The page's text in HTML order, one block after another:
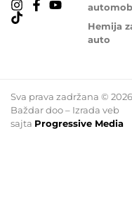
Hemija
auto
Sva prava zadržana © 2026
Baždar doo – Izrada veb
sajta Progressive Media